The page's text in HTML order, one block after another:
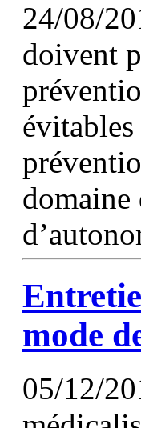
24/08/
doivent
évitables
domaine
mode
05/12/